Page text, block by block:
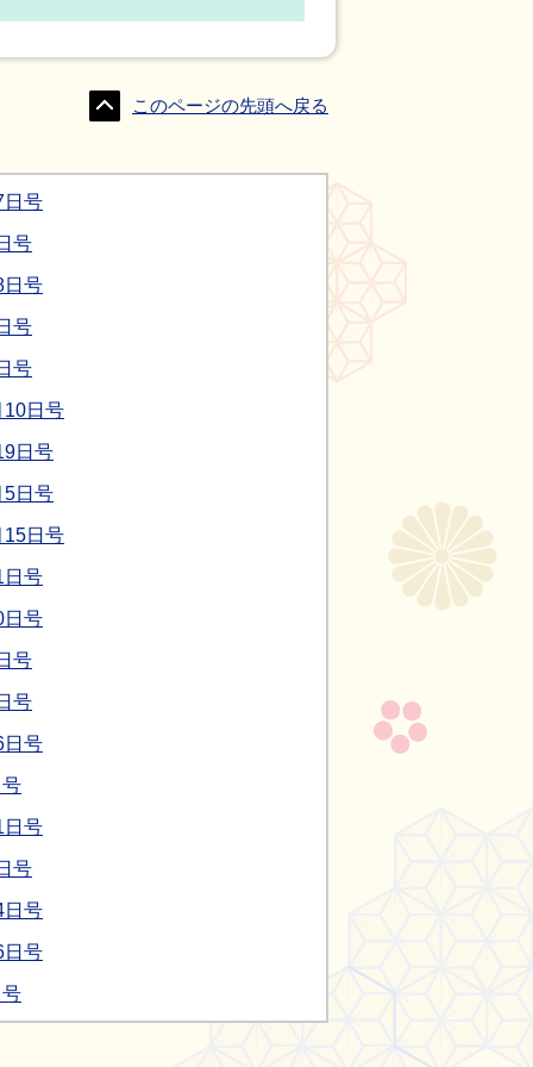
このページの先頭へ戻る
号
号
号
号
号
日号
日号
日号
日号
号
号
号
号
号
号
号
号
号